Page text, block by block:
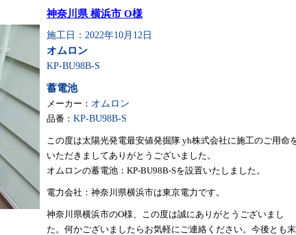
神奈川県 横浜市 O様
施工日：2022年10月12日
オムロン
KP-BU98B-S
蓄電池
メーカー： オムロン
品番： KP-BU98B-S
この度は太陽光発電最安値発掘隊 yh株式会社に施工のご用命
いただきましてありがとうございました。
オムロンの蓄電池：KP-BU98B-Sを設置いたしました。
電力会社：神奈川県横浜市は東京電力です。
神奈川県横浜市のO様、この度は誠にありがとうございまし
た。何かございましたらお気軽にご連絡ください。今後とも末